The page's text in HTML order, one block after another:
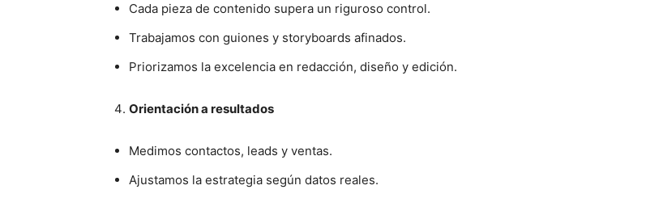
Cada pieza de contenido supera un riguroso control.
Trabajamos con guiones y storyboards afinados.
Priorizamos la excelencia en redacción, diseño y edición.
Orientación a resultados
Medimos contactos, leads y ventas.
Ajustamos la estrategia según datos reales.